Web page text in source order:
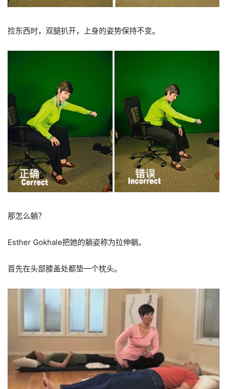
捡东西时，双腿扒开，上身的姿势保持不变。
那怎么躺？
Esther Gokhale把她的躺姿称为拉伸躺。
首先在头部膝盖处都垫一个枕头。